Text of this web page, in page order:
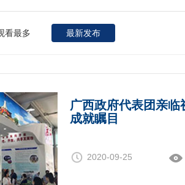
看最多 最新发布
广西政府代表团亲临
成就瞩目
2020-09-25